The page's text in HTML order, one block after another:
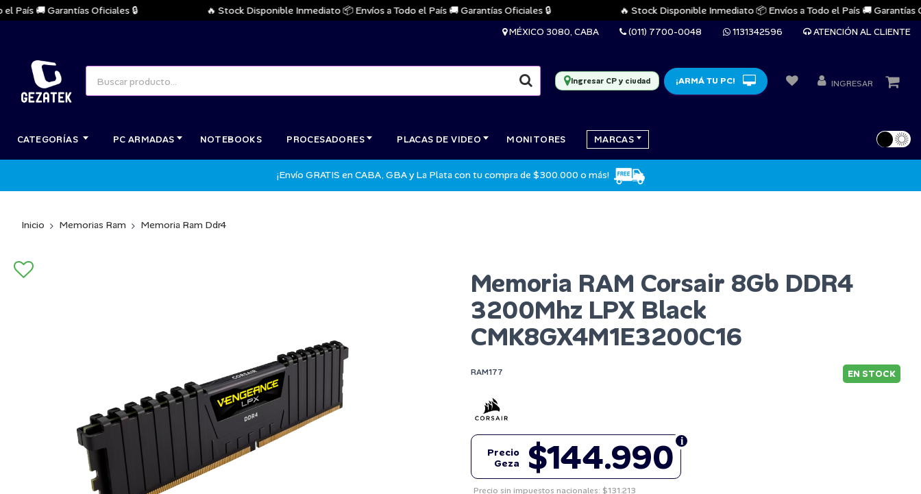
🚚 Garantías Oficiales 🔒 🔥 Stock Disponible Inmediato 📦 Envíos a Todo el País 🚚 Garantías Oficiales 🔒 🔥 Stock Disponible Inmediato 📦 Envíos a Todo el País 🚚 Garantías
MÉXICO 3080, CABA (011) 7700-0048 1131342596 ATENCIÓN AL CLIENTE
Ingresar CP y ciudad ¡ARMÁ TU PC! INGRESAR
CATEGORÍAS PC ARMADAS NOTEBOOKS PROCESADORES PLACAS DE VIDEO MONITORES MARCAS
¡Envío GRATIS en CABA, GBA y La Plata con tu compra de $300.000 o más!
Inicio Memorias Ram Memoria Ram Ddr4
Memoria RAM Corsair 8Gb DDR4
3200Mhz LPX Black
CMK8GX4M1E3200C16
RAM177 EN STOCK
$144.990
Precio
Geza
Precio sin impuestos nacionales: $131.213